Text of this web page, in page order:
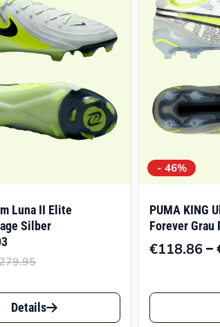
Luna II Elite
Silber
Preis
war:
Preis
ist:
Details
- 46%
PUMA KING
Forever Grau
€118.86–
Dieses
Produkt